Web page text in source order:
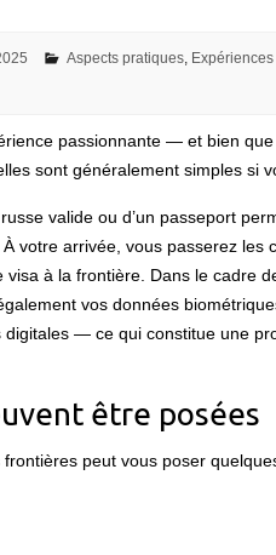
Aspects pratiques,
passionnante — et bien
sont généralement simples si
valide ou d’un passeport
votre arrivée, vous passerez les
visa à la frontière. Dans le cadre
vos données
digitales — ce qui constitue une
être posées
frontières peut vous poser